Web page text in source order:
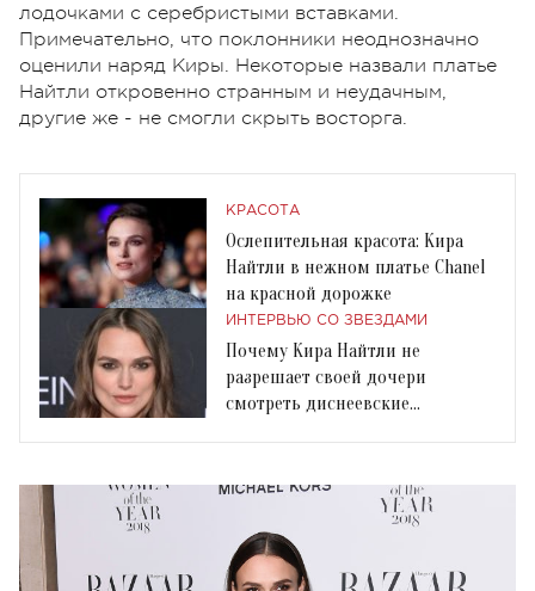
лодочками с серебристыми вставками.
Примечательно, что поклонники неоднозначно
оценили наряд Киры. Некоторые назвали платье
Найтли откровенно странным и неудачным,
другие же - не смогли скрыть восторга.
КРАСОТА
Ослепительная красота: Кира
Найтли в нежном платье Chanel
на красной дорожке
ИНТЕРВЬЮ СО ЗВЕЗДАМИ
Почему Кира Найтли не
разрешает своей дочери
смотреть диснеевские